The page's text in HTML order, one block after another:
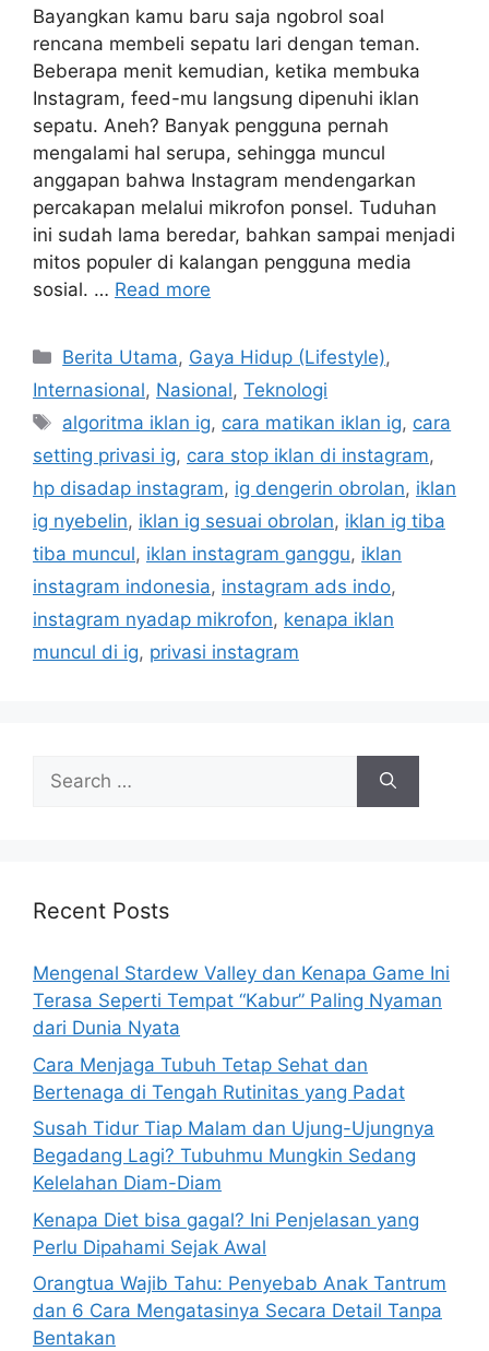
Bayangkan kamu baru saja ngobrol soal
rencana membeli sepatu lari dengan teman.
Beberapa menit kemudian, ketika membuka
Instagram, feed-mu langsung dipenuhi iklan
sepatu. Aneh? Banyak pengguna pernah
mengalami hal serupa, sehingga muncul
anggapan bahwa Instagram mendengarkan
percakapan melalui mikrofon ponsel. Tuduhan
ini sudah lama beredar, bahkan sampai menjadi
mitos populer di kalangan pengguna media
sosial. … Read more
C
a
e
g
o
r
i
s
Berita Utama, Gaya Hidup (Lifestyle),
Internasional, Nasional, Teknologi
T
a
s
algoritma iklan ig, cara matikan iklan ig, cara
setting privasi ig, cara stop iklan di instagram,
hp disadap instagram, ig dengerin obrolan, iklan
ig nyebelin, iklan ig sesuai obrolan, iklan ig tiba
tiba muncul, iklan instagram ganggu, iklan
instagram indonesia, instagram ads indo,
instagram nyadap mikrofon, kenapa iklan
muncul di ig, privasi instagram
h
r
:
Recent Posts
Mengenal Stardew Valley dan Kenapa Game Ini
Terasa Seperti Tempat “Kabur” Paling Nyaman
dari Dunia Nyata
Cara Menjaga Tubuh Tetap Sehat dan
Bertenaga di Tengah Rutinitas yang Padat
Susah Tidur Tiap Malam dan Ujung-Ujungnya
Begadang Lagi? Tubuhmu Mungkin Sedang
Kelelahan Diam-Diam
Kenapa Diet bisa gagal? Ini Penjelasan yang
Perlu Dipahami Sejak Awal
Orangtua Wajib Tahu: Penyebab Anak Tantrum
dan 6 Cara Mengatasinya Secara Detail Tanpa
Bentakan